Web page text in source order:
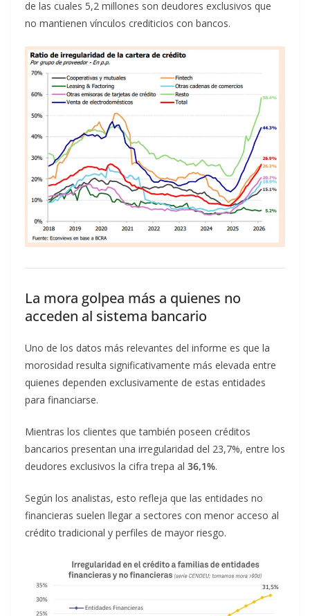
de las cuales 5,2 millones son deudores exclusivos que
no mantienen vínculos crediticios con bancos.
La mora golpea más a quienes no
acceden al sistema bancario
Uno de los datos más relevantes del informe es que la
morosidad resulta significativamente más elevada entre
quienes dependen exclusivamente de estas entidades
para financiarse.
Mientras los clientes que también poseen créditos
bancarios presentan una irregularidad del 23,7%, entre los
deudores exclusivos la cifra trepa al 36,1%.
Según los analistas, esto refleja que las entidades no
financieras suelen llegar a sectores con menor acceso al
crédito tradicional y perfiles de mayor riesgo.